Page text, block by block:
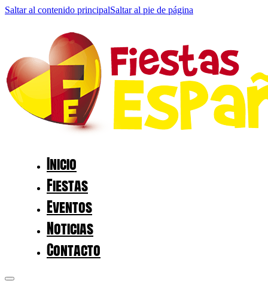
Saltar al contenido principalSaltar al pie de página
Inicio
Fiestas
Eventos
Noticias
Contacto